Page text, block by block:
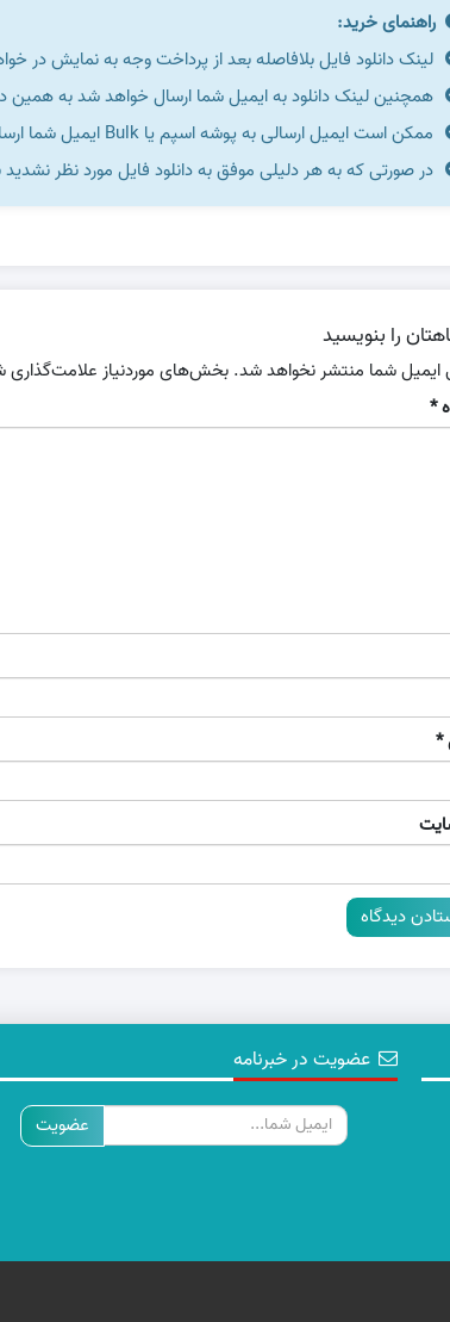
راهنمای خرید:
لینک دانلود فایل بلافاصله بعد از پرداخت وجه به نمایش در
همچنین لینک دانلود به ایمیل شما ارسال خواهد شد به همین
ممکن است ایمیل ارسالی به پوشه اسپم یا Bulk ایمیل شما ارسال شده باشد.
در صورتی که به هر دلیلی موفق به دانلود فایل مورد نظر
را بنویسید
ایمیل شما منتشر نخواهد شد. بخش‌های موردنیاز علامت‌گذاری
*
*
عضویت در خبرنامه
ایمیل